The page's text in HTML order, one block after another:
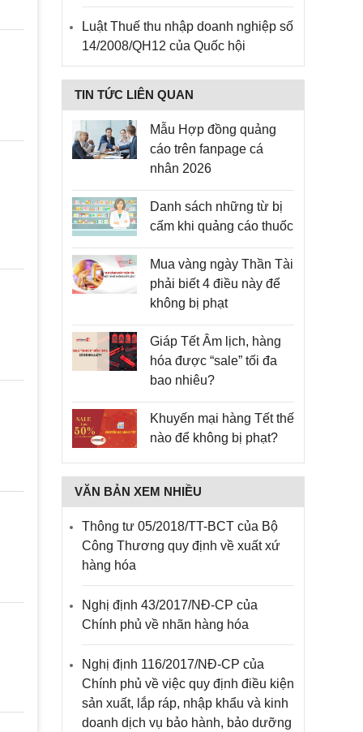
Luật Thuế thu nhập doanh nghiệp số
14/2008/QH12 của Quốc hội
TIN TỨC LIÊN QUAN
Mẫu Hợp đồng quảng
cáo trên fanpage cá
nhân 2026
Danh sách những từ bị
cấm khi quảng cáo thuốc
Mua vàng ngày Thần Tài
phải biết 4 điều này để
không bị phạt
Giáp Tết Âm lịch, hàng
hóa được “sale” tối đa
bao nhiêu?
Khuyến mại hàng Tết thế
nào để không bị phạt?
VĂN BẢN XEM NHIỀU
Thông tư 05/2018/TT-BCT của Bộ
Công Thương quy định về xuất xứ
hàng hóa
Nghị định 43/2017/NĐ-CP của
Chính phủ về nhãn hàng hóa
Nghị định 116/2017/NĐ-CP của
Chính phủ về việc quy định điều kiện
sản xuất, lắp ráp, nhập khẩu và kinh
doanh dịch vụ bảo hành, bảo dưỡng